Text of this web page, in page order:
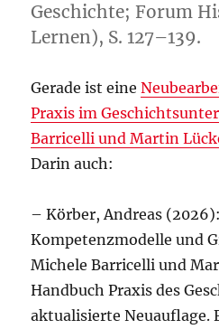
Geschichte; Forum
Lernen), S. 127–139.
Gerade ist eine
Praxis im
Barricelli und Martin
Darin auch:
– Körber, Andreas
Kompetenzmodelle und
Michele Barricelli und
Handbuch Praxis des
aktualisierte